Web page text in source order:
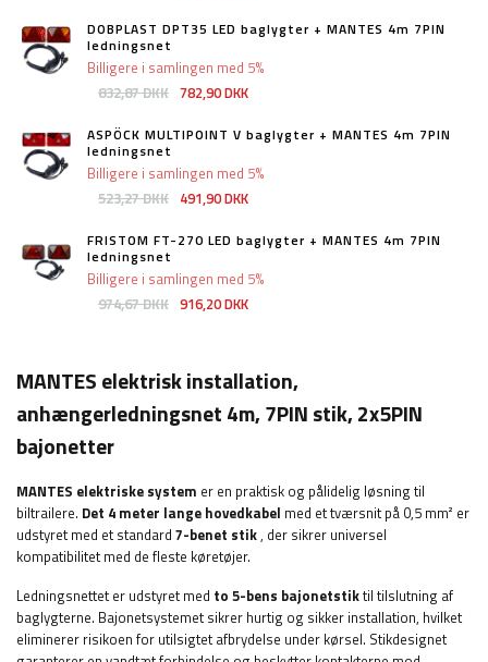
DOBPLAST DPT35 LED baglygter + MANTES 4m 7PIN
ledningsnet
832,87 DKK 782,90 DKK
Billigere i samlingen med 5%
ASPÖCK MULTIPOINT V baglygter + MANTES 4m 7PIN
ledningsnet
523,27 DKK 491,90 DKK
Billigere i samlingen med 5%
FRISTOM FT-270 LED baglygter + MANTES 4m 7PIN
ledningsnet
974,67 DKK 916,20 DKK
Billigere i samlingen med 5%
MANTES elektrisk installation,
anhængerledningsnet 4m, 7PIN stik, 2x5PIN
bajonetter
MANTES elektriske system er en praktisk og pålidelig løsning til
biltrailere. Det 4 meter lange hovedkabel med et tværsnit på 0,5 mm² er
udstyret med et standard 7-benet stik, der sikrer universel
kompatibilitet med de fleste køretøjer.
Ledningsnettet er udstyret med to 5-bens bajonetstiktil tilslutning af
baglygterne. Bajonetsystemet sikrer hurtig og sikker installation, hvilket
eliminerer risikoen for utilsigtet afbrydelse under kørsel. Stikdesignet